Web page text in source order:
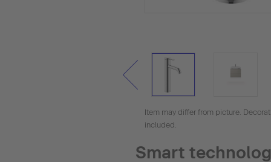
Item may differ from picture.
included.
Smart